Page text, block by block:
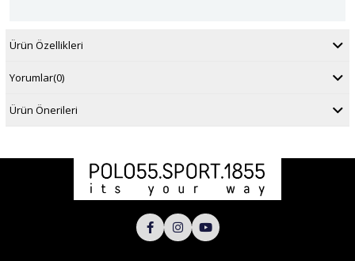
Ürün Özellikleri
Yorumlar(0)
Ürün Önerileri